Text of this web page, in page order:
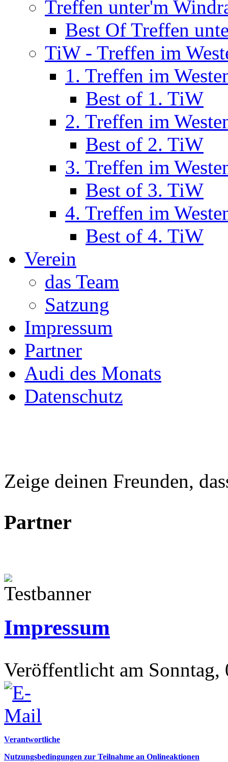
Treffen unter'm
Best Of Treffen
TiW - Treffen im
1. Treffen im
Best of 1. TiW
2. Treffen im
Best of 2. TiW
3. Treffen im
Best of 3. TiW
4. Treffen im
Best of 4. TiW
Verein
das Team
Satzung
Impressum
Partner
Audi des Monats
Datenschutz
Zeige deinen Freunden,
Partner
Impressum
Veröffentlicht am Sonntag,
Verantwortliche
Nutzungsbedingungen zur Teilnahme an Onlineaktionen